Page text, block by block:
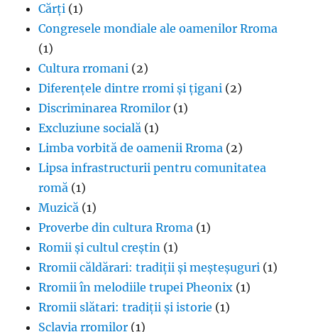
Cărți (1)
Congresele mondiale ale oamenilor Rroma
(1)
Cultura rromani (2)
Diferențele dintre rromi și țigani (2)
Discriminarea Rromilor (1)
Excluziune socială (1)
Limba vorbită de oamenii Rroma (2)
Lipsa infrastructurii pentru comunitatea
romă (1)
Muzică (1)
Proverbe din cultura Rroma (1)
Romii și cultul creștin (1)
Rromii căldărari: tradiții și meșteșuguri (1)
Rromii în melodiile trupei Pheonix (1)
Rromii slătari: tradiții și istorie (1)
Sclavia rromilor (1)